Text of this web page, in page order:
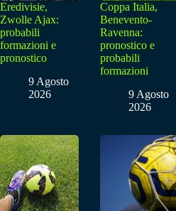
Eredivisie,
Zwolle Ajax:
probabili
formazioni e
pronostico
9 Agosto
2026
Coppa Italia,
Benevento-
Ravenna:
pronostico e
probabili
formazioni
9 Agosto
2026